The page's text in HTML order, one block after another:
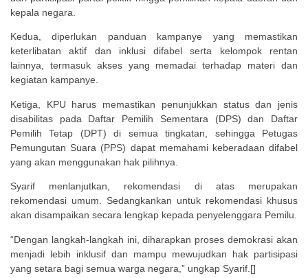
kepala negara.
Kedua, diperlukan panduan kampanye yang memastikan
keterlibatan aktif dan inklusi difabel serta kelompok rentan
lainnya, termasuk akses yang memadai terhadap materi dan
kegiatan kampanye.
Ketiga, KPU harus memastikan penunjukkan status dan jenis
disabilitas pada Daftar Pemilih Sementara (DPS) dan Daftar
Pemilih Tetap (DPT) di semua tingkatan, sehingga Petugas
Pemungutan Suara (PPS) dapat memahami keberadaan difabel
yang akan menggunakan hak pilihnya.
Syarif menlanjutkan, rekomendasi di atas merupakan
rekomendasi umum. Sedangkankan untuk rekomendasi khusus
akan disampaikan secara lengkap kepada penyelenggara Pemilu.
“Dengan langkah-langkah ini, diharapkan proses demokrasi akan
menjadi lebih inklusif dan mampu mewujudkan hak partisipasi
yang setara bagi semua warga negara,” ungkap Syarif.[]